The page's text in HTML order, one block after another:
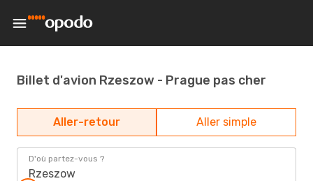
Billet d'avion Rzeszow - Prague pas cher
Aller-retour Aller simple
D'où partez-vous ?
Rzeszow